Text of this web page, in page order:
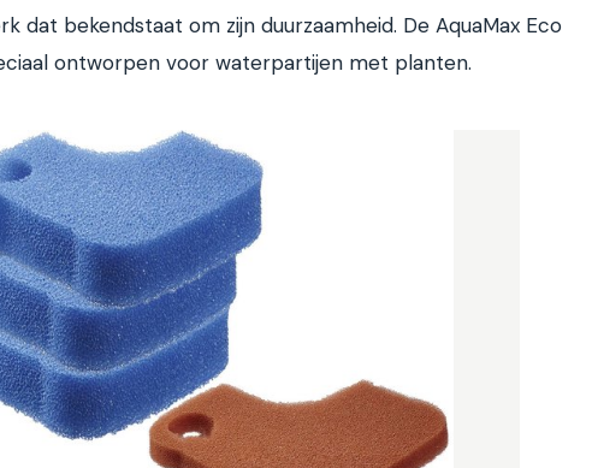
dat bekendstaat om zijn duurzaamheid. De AquaMax Eco
ontworpen voor waterpartijen met planten.